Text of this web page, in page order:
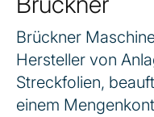
Brückner
Hersteller von
Streckfolien,
einem